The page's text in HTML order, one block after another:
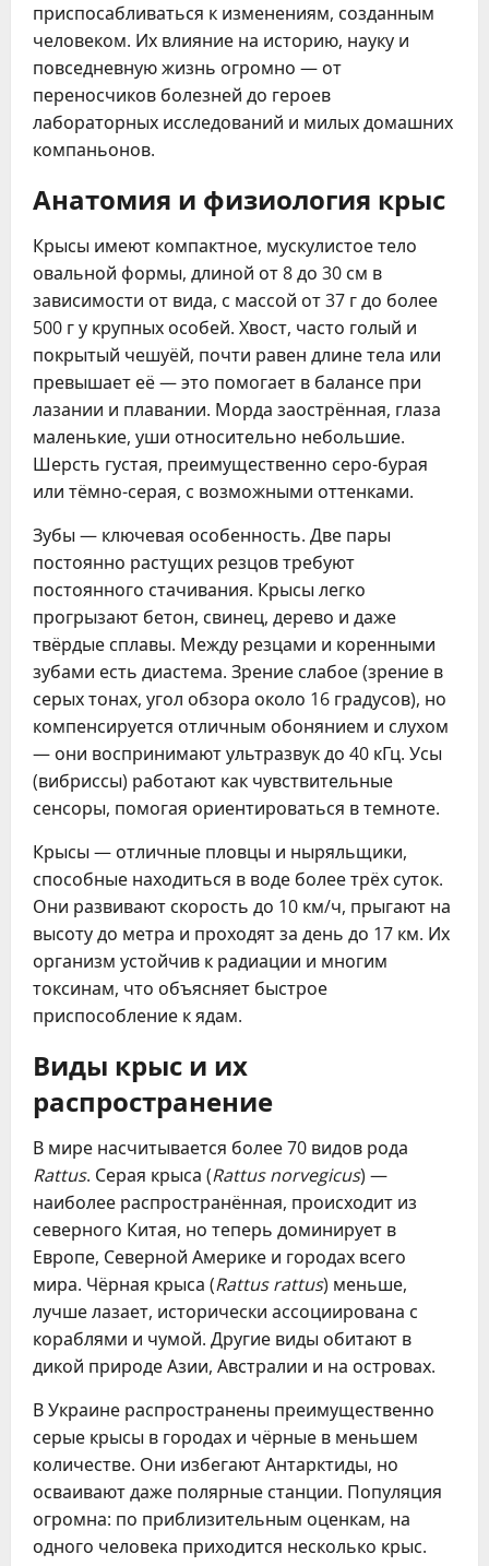
приспосабливаться к изменениям, созданным
человеком. Их влияние на историю, науку и
повседневную жизнь огромно — от
переносчиков болезней до героев
лабораторных исследований и милых домашних
компаньонов.
Анатомия и физиология крыс
Крысы имеют компактное, мускулистое тело
овальной формы, длиной от 8 до 30 см в
зависимости от вида, с массой от 37 г до более
500 г у крупных особей. Хвост, часто голый и
покрытый чешуёй, почти равен длине тела или
превышает её — это помогает в балансе при
лазании и плавании. Морда заострённая, глаза
маленькие, уши относительно небольшие.
Шерсть густая, преимущественно серо-бурая
или тёмно-серая, с возможными оттенками.
Зубы — ключевая особенность. Две пары
постоянно растущих резцов требуют
постоянного стачивания. Крысы легко
прогрызают бетон, свинец, дерево и даже
твёрдые сплавы. Между резцами и коренными
зубами есть диастема. Зрение слабое (зрение в
серых тонах, угол обзора около 16 градусов), но
компенсируется отличным обонянием и слухом
— они воспринимают ультразвук до 40 кГц. Усы
(вибриссы) работают как чувствительные
сенсоры, помогая ориентироваться в темноте.
Крысы — отличные пловцы и ныряльщики,
способные находиться в воде более трёх суток.
Они развивают скорость до 10 км/ч, прыгают на
высоту до метра и проходят за день до 17 км. Их
организм устойчив к радиации и многим
токсинам, что объясняет быстрое
приспособление к ядам.
Виды крыс и их
распространение
В мире насчитывается более 70 видов рода
Rattus. Серая крыса (Rattus norvegicus) —
наиболее распространённая, происходит из
северного Китая, но теперь доминирует в
Европе, Северной Америке и городах всего
мира. Чёрная крыса (Rattus rattus) меньше,
лучше лазает, исторически ассоциирована с
кораблями и чумой. Другие виды обитают в
дикой природе Азии, Австралии и на островах.
В Украине распространены преимущественно
серые крысы в городах и чёрные в меньшем
количестве. Они избегают Антарктиды, но
осваивают даже полярные станции. Популяция
огромна: по приблизительным оценкам, на
одного человека приходится несколько крыс.